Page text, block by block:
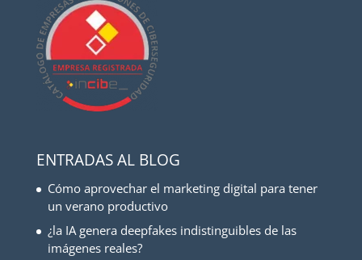
ENTRADAS AL BLOG
Cómo aprovechar el marketing digital para tener
un verano productivo
¿la IA genera deepfakes indistinguibles de las
imágenes reales?